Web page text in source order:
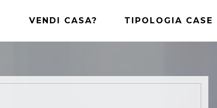
VENDI CASA? TIPOLOGIA CASE